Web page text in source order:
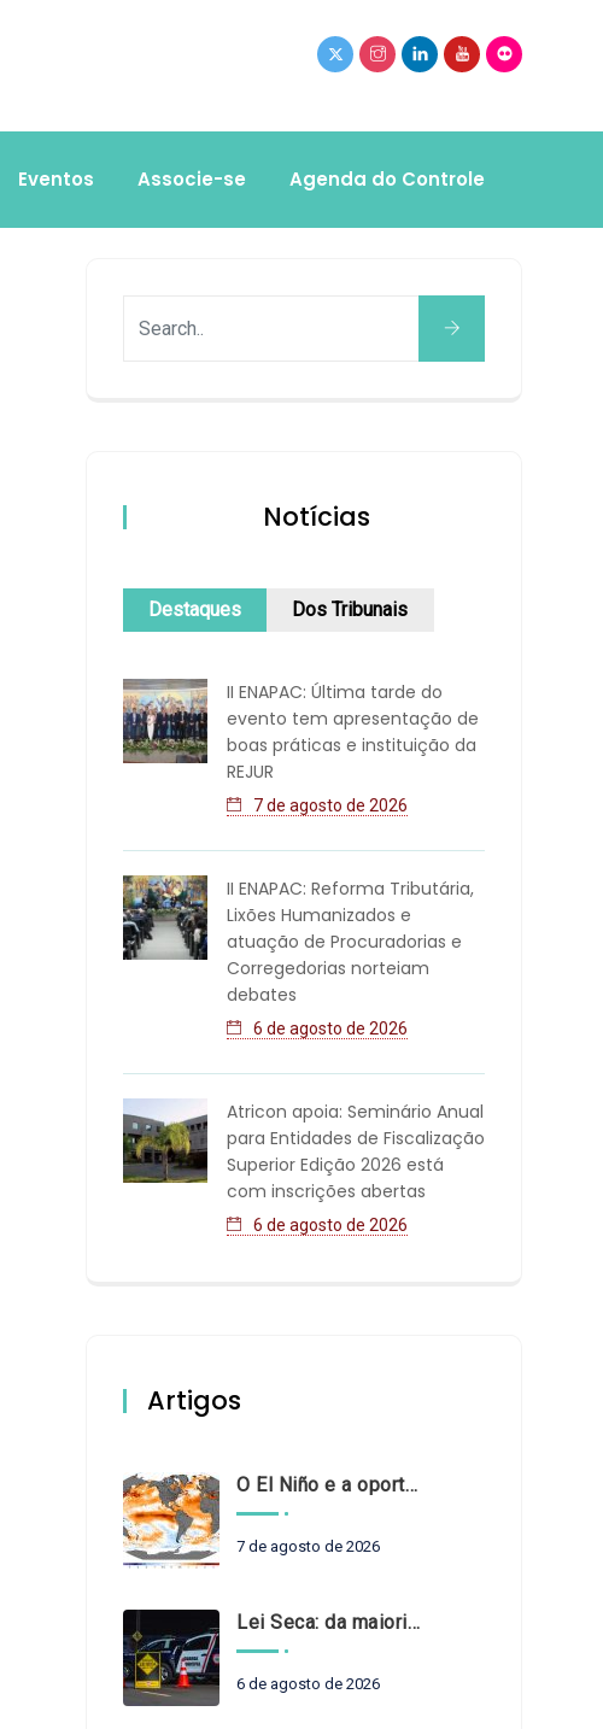
Eventos Associe-se Agenda do Controle
Notícias
Destaques Dos Tribunais
II ENAPAC: Última tarde do
evento tem apresentação de
boas práticas e instituição da
REJUR
7 de agosto de 2026
II ENAPAC: Reforma Tributária,
Lixões Humanizados e
atuação de Procuradorias e
Corregedorias norteiam
debates
6 de agosto de 2026
Atricon apoia: Seminário Anual
para Entidades de Fiscalização
Superior Edição 2026 está
com inscrições abertas
6 de agosto de 2026
Artigos
O El Niño e a oportunidade de fortalecer o controle externo das políticas climáticas
7 de agosto de 2026
Lei Seca: da maioridade à maturidade
6 de agosto de 2026